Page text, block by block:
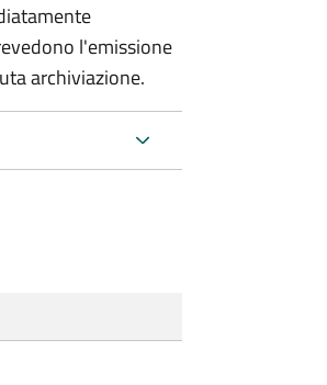
l'emissione
archiviazione.